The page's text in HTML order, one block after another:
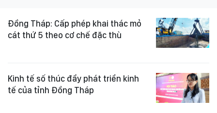
Đồng Tháp: Cấp phép khai thác mỏ
cát thứ 5 theo cơ chế đặc thù
Kinh tế số thúc đẩy phát triển kinh
tế của tỉnh Đồng Tháp